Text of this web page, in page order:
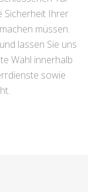
Sicherheit Ihrer
müssen.
lassen Sie uns
Wahl innerhalb
sowie